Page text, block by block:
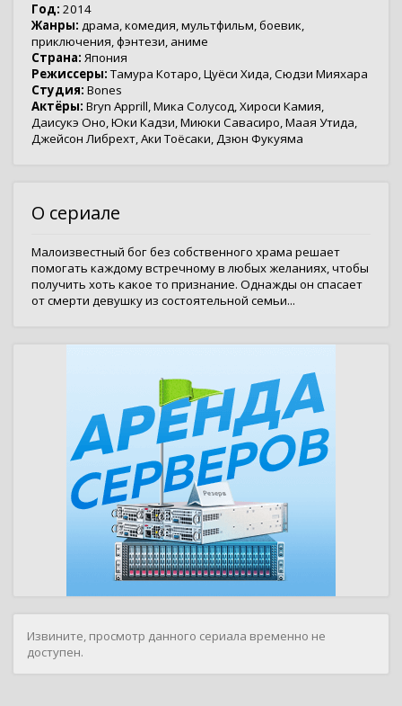
Год: 2014
Жанры: драма,комедия,мультфильм,боевик,
приключения,фэнтези, аниме
Страна: Япония
Режиссеры: Тамура Котаро,Цуёси Хида,Сюдзи Мияхара
Студия: Bones
Актёры: Bryn Apprill,Мика Солусод,Хироси Камия,
Даисукэ Оно,Юки Кадзи,Миюки Савасиро,Маая Утида,
Джейсон Либрехт,Аки Тоёсаки,Дзюн Фукуяма
О сериале
Малоизвестный бог без собственного храма решает
помогать каждому встречному в любых желаниях, чтобы
получить хоть какое то признание. Однажды он спасает
от смерти девушку из состоятельной семьи...
Извините, просмотр данного сериала временно не
доступен.